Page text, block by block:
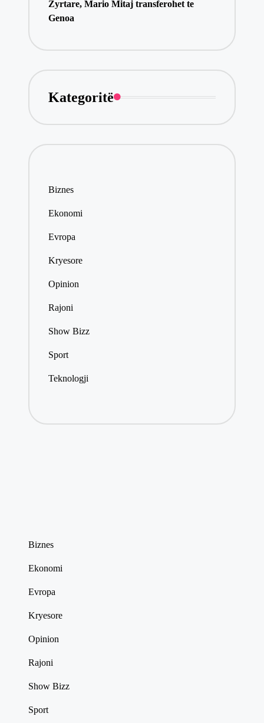
Zyrtare, Mario Mitaj transferohet te
Genoa
Kategoritë
Biznes
Ekonomi
Evropa
Kryesore
Opinion
Rajoni
Show Bizz
Sport
Teknologji
Biznes
Ekonomi
Evropa
Kryesore
Opinion
Rajoni
Show Bizz
Sport